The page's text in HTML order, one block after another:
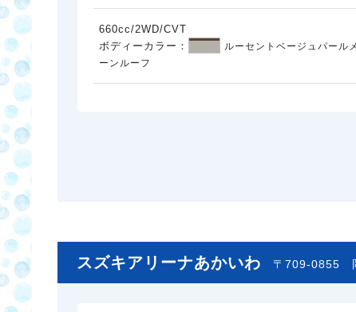
660cc/2WD/CVT
ボディーカラー：
ルーセントベージュパール
ーンルーフ
スズキアリーナあかいわ 〒709-0855